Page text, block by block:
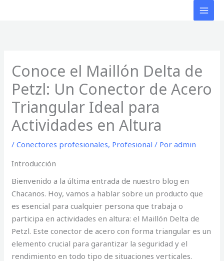
Conoce el Maillón Delta de
Petzl: Un Conector de Acero
Triangular Ideal para
Actividades en Altura
/Conectores profesionales, Profesional / Poradmin
Introducción
Bienvenido a la última entrada de nuestro blog en
Chacanos. Hoy, vamos a hablar sobre un producto que
es esencial para cualquier persona que trabaja o
participa en actividades en altura: el Maillón Delta de
Petzl. Este conector de acero con forma triangular es un
elemento crucial para garantizar la seguridad y el
rendimiento en todo tipo de situaciones verticales.